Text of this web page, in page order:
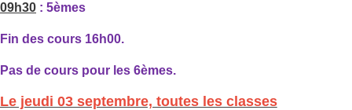
09h30 : 5èmes
Fin des cours 16h00.
Pas de cours pour les 6èmes.
Le jeudi 03 septembre, toutes les classes